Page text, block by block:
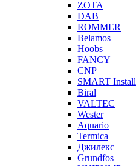
ZOTA
DAB
ROMMER
Belamos
Hoobs
FANCY
CNP
SMART Install
Biral
VALTEC
Wester
Aquario
Termica
Джилекс
Grundfos